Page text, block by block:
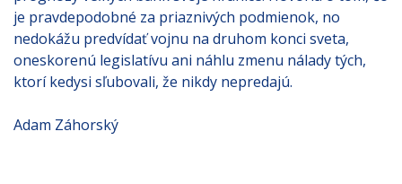
je pravdepodobné za priaznivých podmienok, no
nedokážu predvídať vojnu na druhom konci sveta,
oneskorenú legislatívu ani náhlu zmenu nálady tých,
ktorí kedysi sľubovali, že nikdy nepredajú.
Adam Záhorský